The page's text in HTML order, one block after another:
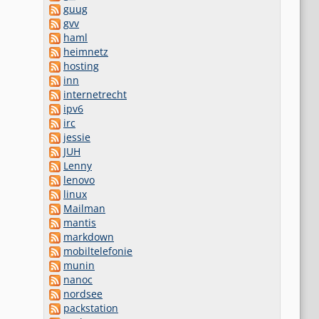
guug
gvv
haml
heimnetz
hosting
inn
internetrecht
ipv6
irc
jessie
JUH
Lenny
lenovo
linux
Mailman
mantis
markdown
mobiltelefonie
munin
nanoc
nordsee
packstation